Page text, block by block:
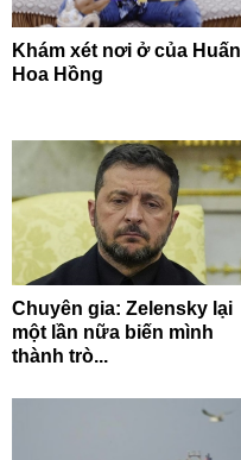
Khám xét nơi ở của Huấn
Hoa Hồng
Chuyên gia: Zelensky lại
một lần nữa biến mình
thành trò...